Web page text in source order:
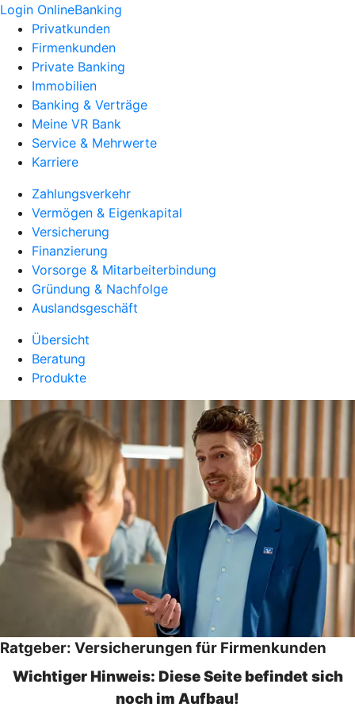
Login OnlineBanking
Privatkunden
Firmenkunden
Private Banking
Immobilien
Banking & Verträge
Meine VR Bank
Service & Mehrwerte
Karriere
Zahlungsverkehr
Vermögen & Eigenkapital
Versicherung
Finanzierung
Vorsorge & Mitarbeiterbindung
Gründung & Nachfolge
Auslandsgeschäft
Übersicht
Beratung
Produkte
Ratgeber: Versicherungen für Firmenkunden
Wichtiger Hinweis: Diese Seite befindet sich
noch im Aufbau!